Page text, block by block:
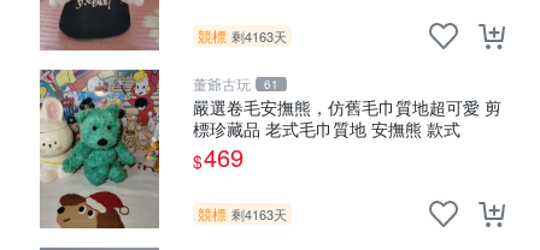
競標 剩4163天
董爺古玩 61
嚴選卷毛安撫熊，仿舊毛巾質地超可愛 剪
標珍藏品 老式毛巾質地 安撫熊 款式
$469
競標 剩4163天